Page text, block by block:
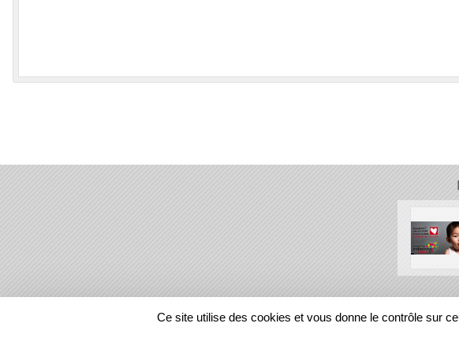
REGIONS
Ce site utilise des cookies et vous donne le contrôle sur